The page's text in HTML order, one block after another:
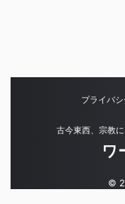
プライバ
古今東西、宗教
ワ
©